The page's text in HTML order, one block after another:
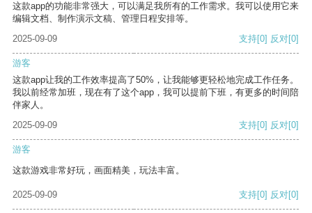
这款app的功能非常强大，可以满足我所有的工作需求。我可以使用它来
编辑文档、制作演示文稿、管理日程安排等。
2025-09-09
支持[0] 反对[0]
游客
这款app让我的工作效率提高了50%，让我能够更轻松地完成工作任务。
我以前经常加班，现在有了这个app，我可以提前下班，有更多的时间陪
伴家人。
2025-09-09
支持[0] 反对[0]
游客
这款游戏非常好玩，画面精美，玩法丰富。
2025-09-09 支持[0] 反对[0]